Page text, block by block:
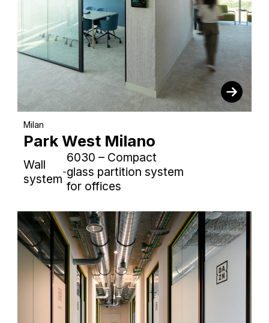
Milan
Park West Milano
Wall
system
-
6030 – Compact
glass partition system
for offices